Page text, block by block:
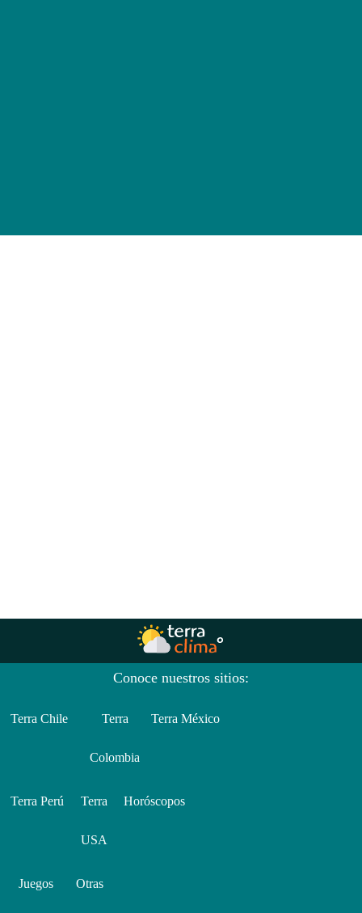
Conoce nuestros sitios:
Terra Chile Terra
Colombia
Terra México
Terra Perú Terra
USA
Horóscopos
Juegos Otras